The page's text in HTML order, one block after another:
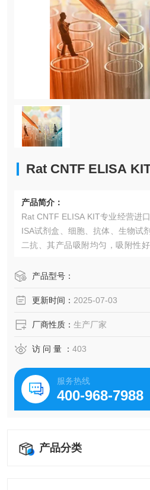
Rat CNTF ELISA
产品简介：
Rat CNTF ELISA KIT​专业经营进
ISA试剂盒、细胞、抗体、生物试
二抗、其产品吸附均匀，吸附性
纯化技术，保证产品均能现货供应
产品型号：
更新时间： 2025-07-03
厂商性质： 生产厂家
访 问 量 ： 403
服务热线
400-968-7988
产品分类